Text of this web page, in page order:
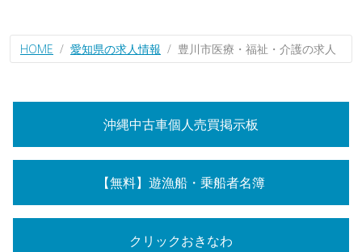
HOME 愛知県の求人情報 豊川市医療・福祉・介護の求人
沖縄中古車個人売買掲示板
【無料】遊漁船・乗船者名簿
クリックおきなわ